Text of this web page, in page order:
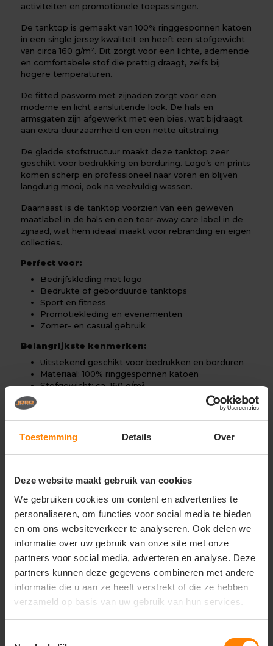
Toestemming Details Over
Deze website maakt gebruik van cookies
We gebruiken cookies om content en advertenties te
personaliseren, om functies voor social media te bieden
en om ons websiteverkeer te analyseren. Ook delen we
informatie over uw gebruik van onze site met onze
partners voor social media, adverteren en analyse. Deze
partners kunnen deze gegevens combineren met andere
informatie die u aan ze heeft verstrekt of die ze hebben
verzameld op basis van uw gebruik van hun services.
activiteiten en promotionele toepassingen.
De tanktop is gemaakt van 100% ringgesponnen katoen
in een single jersey kwaliteit en heeft een stofgewicht
van circa 160 g/m². Dit zorgt voor een lichte, ademende
en comfortabele stof die prettig draagt, zelfs bij
hogere temperaturen.
De fitted pasvorm met zijnaden zorgt voor een
moderne en licht aansluitende look. De hals en
armsgaten zijn afgewerkt met een bies, wat bijdraagt
aan extra duurzaamheid en een nette uitstraling.
De gladde stofstructuur maakt deze tanktop zeer
geschikt voor bedrukking en borduring. Logo’s en prints
komen scherp en professioneel naar voren en blijven
langdurig mooi, ook na veelvuldig wassen.
Daarnaast is de tanktop voorzien van een geweven
maatlabel in de hals en een tear-away care label in de
zijnaad, wat hem ideaal maakt voor rebranding en eigen
collecties.
Perfect voor:
Bedrijfskleding met logo
Bedrukte of geborduurde tanktops
Sport en fitness
Promotiekleding en evenementen
Zomer- en casual gebruik
Belangrijkste kenmerken:
Uitstekend geschikt voor bedrukken en borduren
Materiaal: 100% ringgesponnen katoen
Stofgewicht: ca. 160 g/m²
Mouwloos ontwerp voor maximale
bewegingsvrijheid
Hals en armsgaten met bies afgewerkt
Zijnaden voor betere pasvorm
Gerelateerde producten